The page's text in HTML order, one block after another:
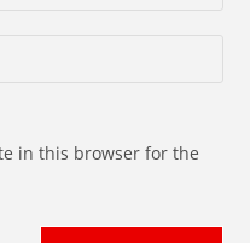
in this browser for the